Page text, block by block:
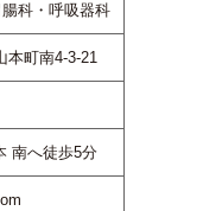
科・呼吸器科
本町南4-3-21
南へ徒歩5分